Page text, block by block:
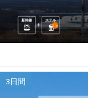
新幹線
ホテル
2泊
3日間